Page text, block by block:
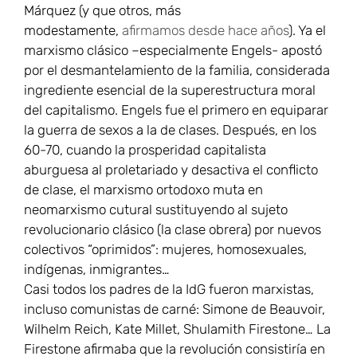
Márquez (y que otros, más
modestamente, afirmamos desde hace años). Ya el
marxismo clásico –especialmente Engels- apostó
por el desmantelamiento de la familia, considerada
ingrediente esencial de la superestructura moral
del capitalismo. Engels fue el primero en equiparar
la guerra de sexos a la de clases. Después, en los
60-70, cuando la prosperidad capitalista
aburguesa al proletariado y desactiva el conflicto
de clase, el marxismo ortodoxo muta en
neomarxismo cutural sustituyendo al sujeto
revolucionario clásico (la clase obrera) por nuevos
colectivos “oprimidos”: mujeres, homosexuales,
indígenas, inmigrantes…
Casi todos los padres de la IdG fueron marxistas,
incluso comunistas de carné: Simone de Beauvoir,
Wilhelm Reich, Kate Millet, Shulamith Firestone… La
Firestone afirmaba que la revolución consistiría en